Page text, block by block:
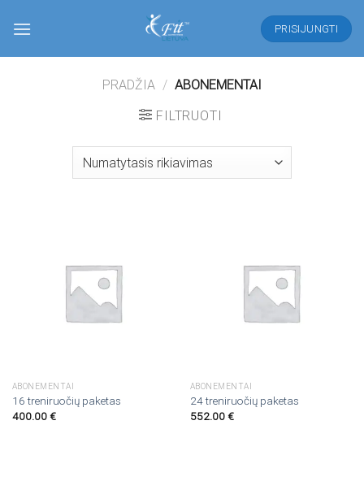
PRISIJUNGTI
PRADŽIA / ABONEMENTAI
FILTRUOTI
ABONEMENTAI
16 treniruočių paketas
400.00€
ABONEMENTAI
24 treniruočių paketas
552.00€